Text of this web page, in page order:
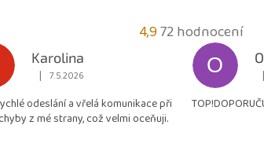
4,9Průměrné
hodnocení
obchodu
4,9
z
72 hodnocení
Karolina
Hodnocení obchodu je 5 z 5 hvězdiček.
| 7.5.2026
odeslání a vřelá komunikace při
z mé strany, což velmi oceňuji.
O |